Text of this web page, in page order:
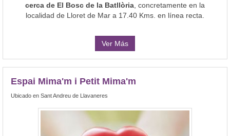
cerca de El Bosc de la Batllòria , concretamente en la
localidad de Lloret de Mar a 17.40 Kms. en línea recta.
Ver Más
Espai Mima'm i Petit Mima'm
Ubicado en Sant Andreu de Llavaneres